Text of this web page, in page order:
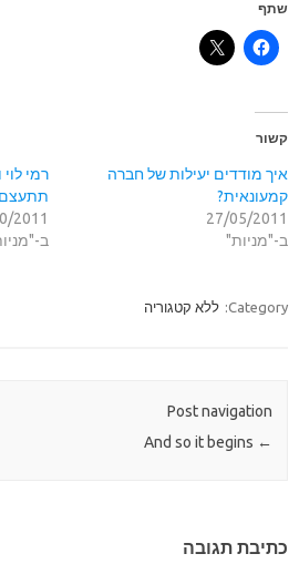
שתף
קשור
איך מודדים יעילות של חברה
קמעונאית?
27/05/2011
ב-"מניות"
רמי
2011
ב-
Category: ללא קטגוריה
Post navigation
←
כתיבת תגובה